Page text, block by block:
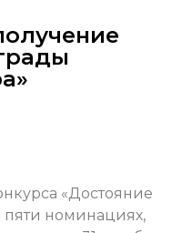
«Достояние
пяти номинациях,